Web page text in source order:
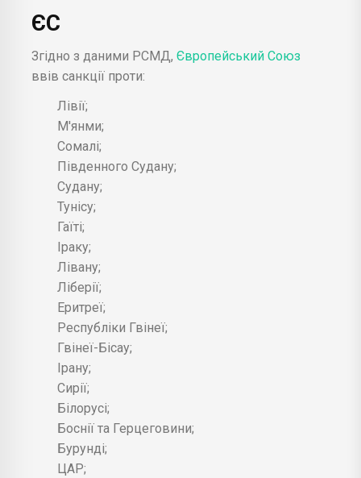
ЄС
Згідно з даними РСМД, Європейський Союз
ввів санкції проти:
Лівії;
М'янми;
Сомалі;
Південного Судану;
Судану;
Тунісу;
Гаїті;
Іраку;
Лівану;
Ліберії;
Еритреї;
Республіки Гвінеї;
Гвінеї-Бісау;
Ірану;
Сирії;
Білорусі;
Боснії та Герцеговини;
Бурунді;
ЦАР;